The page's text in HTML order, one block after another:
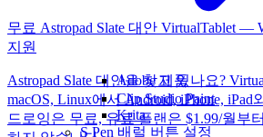
Adobe 제품
Clip Studio Paint
Krita
S Pen 배럴 버튼 설정
무료 Astropad Slate 대안 VirtualTablet —
지원
Astropad Slate 대안을 찾고 있나요?
macOS, Linux에서 Android, iPhone,
드로잉은 무료, 유료 플랜은 $1.99/월부